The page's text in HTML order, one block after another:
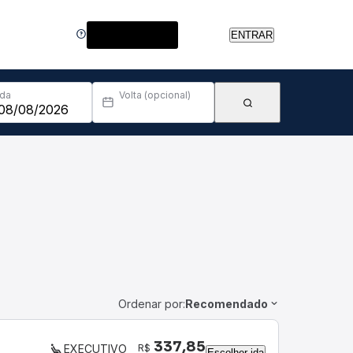
ENTRAR
Volta (opcional)
Ordenar por:Recomendado
EXECUTIVO R$ 337,85